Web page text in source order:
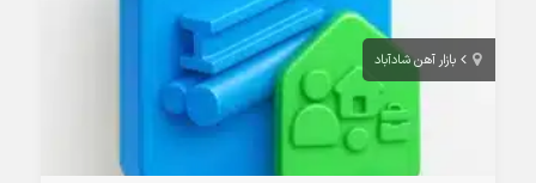
بازار آهن شادآباد